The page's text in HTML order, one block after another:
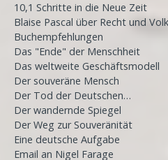
10,1 Schritte in die Neue Zeit
Blaise Pascal über Recht und Volk
Buchempfehlungen
Das "Ende" der Menschheit
Das weltweite Geschäftsmodell
Der souveräne Mensch
Der Tod der Deutschen…
Der wandernde Spiegel
Der Weg zur Souveränität
Eine deutsche Aufgabe
Email an Nigel Farage